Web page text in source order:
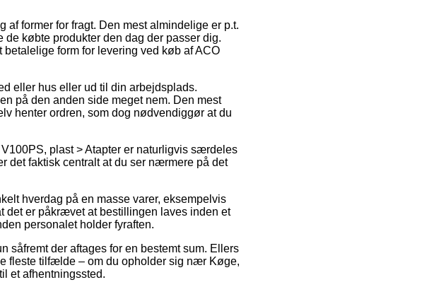
former for fragt. Den mest almindelige er p.t.
de købte produkter den dag der passer dig.
form for levering ved køb af ACO
eller hus eller ud til din arbejdsplads.
på den anden side meget nem. Den mest
henter ordren, som dog nødvendiggør at du
plast > Atapter er naturligvis særdeles
det faktisk centralt at du ser nærmere på det
hverdag på en masse varer, eksempelvis
det er påkrævet at bestillingen laves inden et
personalet holder fyraften.
såfremt der aftages for en bestemt sum. Ellers
fleste tilfælde – om du opholder sig nær Køge,
et afhentningssted.